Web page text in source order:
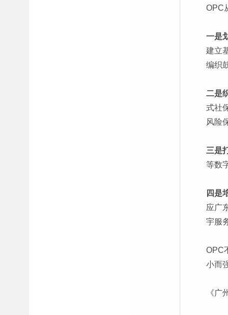
OPC
一是
建立
编织
二是
式社
风险
三是
等数
四是
应广
宇服
OPC
小而
《广